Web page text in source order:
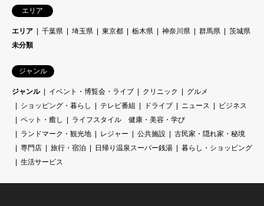
エリア
エリア 千葉県 埼玉県 東京都 栃木県 神奈川県 群馬県
茨城県
未分類
ジャンル
ジャンル イベント・博覧会・ライブ クリニック
グルメ
ショッピング・暮らし
テレビ番組 ドライブ ニュース
ビジネス
ペット・癒し
ライフスタイル 健康・美容・学び
ランドマーク・観光地
レジャー 公共施設
古民家・隠れ家・秘境
専門店
旅行・宿泊 日帰り温泉スーパー銭湯
暮らし・ショッピング
生活サービス